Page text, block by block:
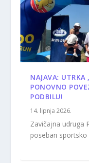
NAJAVA: UTRKA
PONOVNO
PODBILU!
14. lipnja 2026.
Zavičajna udruga
poseban